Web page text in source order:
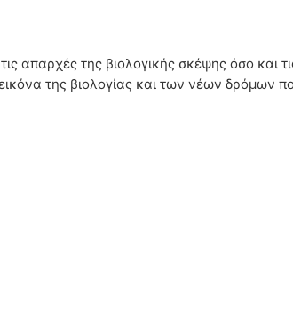
απαρχές της βιολογικής σκέψης όσο και
της βιολογίας και των νέων δρόμων